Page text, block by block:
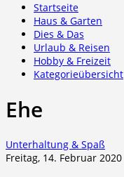
Startseite
Haus & Garten
Dies & Das
Urlaub & Reisen
Hobby & Freizeit
Kategorieübersicht
Ehe
Unterhaltung & Spaß
Freitag, 14. Februar 2020